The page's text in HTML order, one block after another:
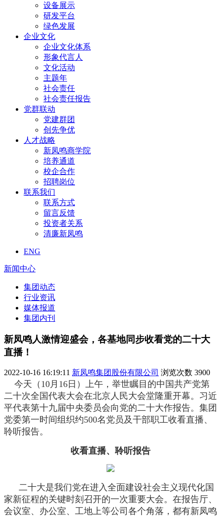
设备展示
研发平台
绿色发展
企业文化
企业文化体系
形象代言人
文化活动
主题年
社会责任
社会责任报告
党群联动
党建群团
创先争优
人才战略
新凤鸣商学院
培养通道
校企合作
招聘岗位
联系我们
联系方式
留言反馈
投资者关系
清廉新凤鸣
ENG
新闻中心
集团动态
行业资讯
媒体报道
集团内刊
新凤鸣人激情迎盛会，各基地同步收看党的二十大
直播！
2022-10-16 16:19:11 新凤鸣集团股份有限公司 浏览次数 3900
今天（10月16日）上午，举世瞩目的中国共产党第
二十次全国代表大会在北京人民大会堂隆重开幕。习近
平代表第十九届中央委员会向党的二十大作报告。集团
党委第一时间组织约500名党员及干部职工收看直播、
聆听报告。
收看直播、聆听报告
二十大是我们党在进入全面建设社会主义现代化国
家新征程的关键时刻召开的一次重要大会。在报告厅、
会议室、办公室、工地上等公司各个角落，都有新凤鸣